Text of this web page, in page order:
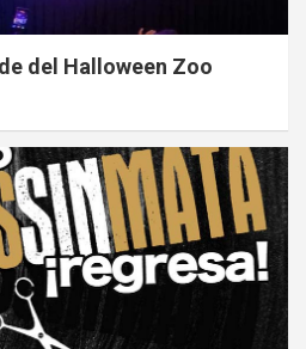
del Halloween Zoo